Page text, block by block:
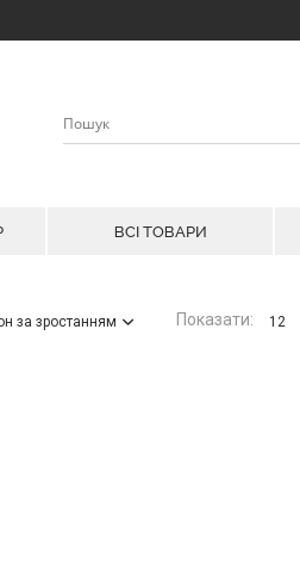
ВСІ ТОВАРИ
за зростанням Показати: 12